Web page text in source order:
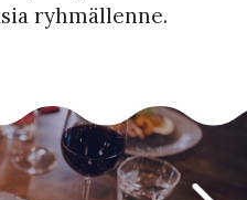
ryhmällenne.